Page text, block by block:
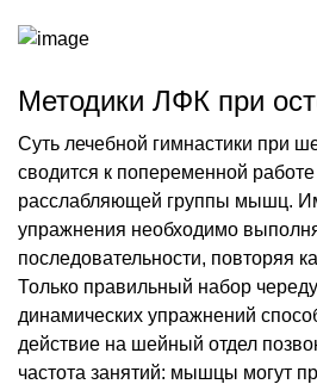
Методики ЛФК при
Суть лечебной гимнастики при
сводится к попеременной
расслабляющей группы мышц.
упражнения необходимо
последовательности, повторяя
Только правильный набор
динамических упражнений
действие на шейный отдел
частота занятий: мышцы могут